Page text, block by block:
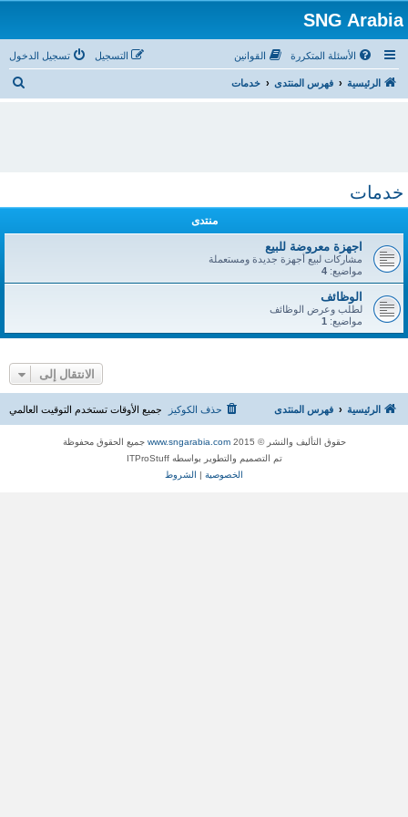
SNG Arabia
الأسئلة المتكررة القوانين تسجيل الدخول التسجيل
الرئيسية فهرس المنتدى خدمات
خدمات
منتدى
اجهزة معروضة للبيع
مشاركات لبيع أجهزة جديدة ومستعملة
مواضيع: 4
الوظائف
لطلب وعرض الوظائف
مواضيع: 1
الانتقال إلى
الرئيسية فهرس المنتدى جميع الأوقات تستخدم التوقيت العالمي حذف الكوكيز
حقوق التأليف والنشر © 2015 www.sngarabia.com جميع الحقوق محفوظة
تم التصميم والتطوير بواسطه ITProStuff
الخصوصية | الشروط